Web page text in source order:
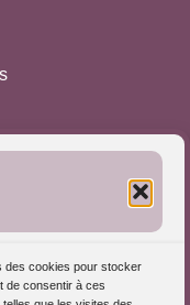
des cookies pour stocker
de consentir à ces